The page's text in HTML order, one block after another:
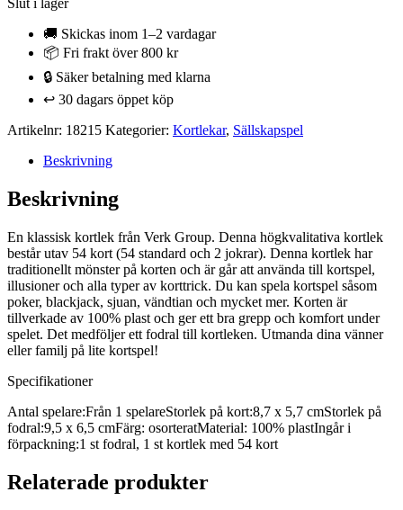
🚚 Skickas inom 1–2 vardagar
📦 Fri frakt över 800 kr
🔒 Säker betalning med klarna
↩️ 30 dagars öppet köp
Artikelnr: 18215 Kategorier: Kortlekar, Sällskapspel
Beskrivning
Beskrivning
En klassisk kortlek från Verk Group. Denna högkvalitativa kortlek
består utav 54 kort (54 standard och 2 jokrar). Denna kortlek har
traditionellt mönster på korten och är går att använda till kortspel,
illusioner och alla typer av korttrick. Du kan spela kortspel såsom
poker, blackjack, sjuan, vändtian och mycket mer. Korten är
tillverkade av 100% plast och ger ett bra grepp och komfort under
spelet. Det medföljer ett fodral till kortleken. Utmanda dina vänner
eller familj på lite kortspel!
Specifikationer
Antal spelare:Från 1 spelareStorlek på kort:8,7 x 5,7 cmStorlek på
fodral:9,5 x 6,5 cmFärg: osorteratMaterial: 100% plastIngår i
förpackning:1 st fodral, 1 st kortlek med 54 kort
Relaterade produkter